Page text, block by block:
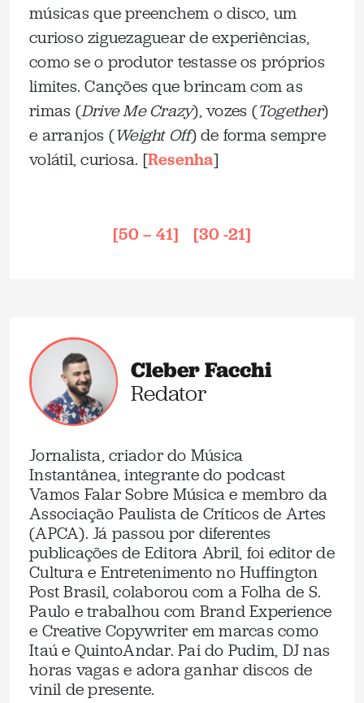
músicas que preenchem o disco, um
curioso ziguezaguear de experiências,
como se o produtor testasse os próprios
limites. Canções que brincam com as
rimas (Drive Me Crazy), vozes (Together)
e arranjos (Weight Off) de forma sempre
volátil, curiosa. [Resenha]
[50 – 41] [30 -21]
Cleber Facchi
Redator
Jornalista, criador do Música
Instantânea, integrante do podcast
Vamos Falar Sobre Música e membro da
Associação Paulista de Críticos de Artes
(APCA). Já passou por diferentes
publicações de Editora Abril, foi editor de
Cultura e Entretenimento no Huffington
Post Brasil, colaborou com a Folha de S.
Paulo e trabalhou com Brand Experience
e Creative Copywriter em marcas como
Itaú e QuintoAndar. Pai do Pudim, DJ nas
horas vagas e adora ganhar discos de
vinil de presente.